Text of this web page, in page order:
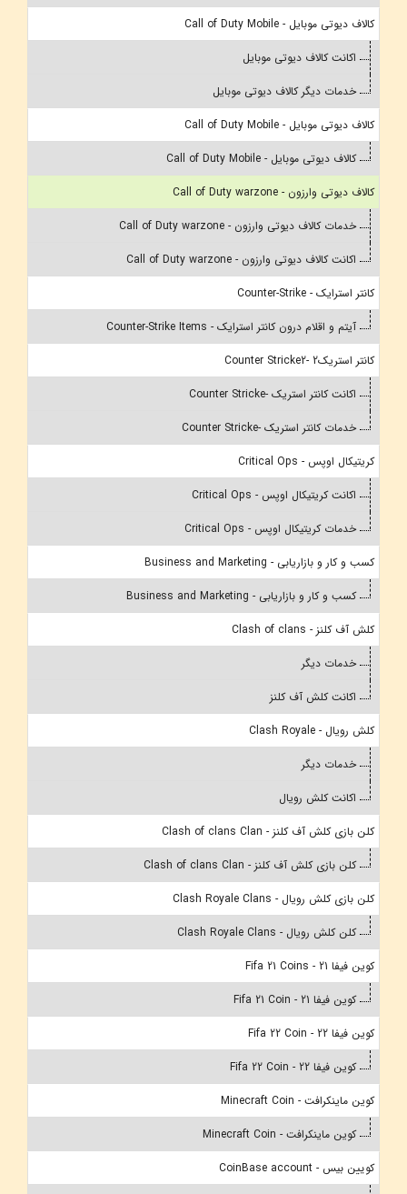
کالاف دیوتی موبایل - Call of Duty Mobile
اکانت کالاف دیوتی موبایل
خدمات دیگر کالاف دیوتی موبایل
کالاف دیوتی موبایل - Call of Duty Mobile
کالاف دیوتی موبایل - Call of Duty Mobile
کالاف دیوتی وارزون - Call of Duty warzone
خدمات کالاف دیوتی وارزون - Call of Duty warzone
اکانت کالاف دیوتی وارزون - Call of Duty warzone
کانتر استرایک - Counter-Strike
آیتم و اقلام درون کانتر استرایک - Counter-Strike Items
کانتر استریک2 -Counter Stricke2
اکانت کانتر استریک -Counter Stricke
خدمات کانتر استریک -Counter Stricke
کریتیکال اوپس - Critical Ops
اکانت کریتیکال اوپس - Critical Ops
خدمات کریتیکال اوپس - Critical Ops
کسب و کار و بازاریابی - Business and Marketing
کسب و کار و بازاریابی - Business and Marketing
کلش آف کلنز - Clash of clans
خدمات دیگر
اکانت کلش آف کلنز
کلش رویال - Clash Royale
خدمات دیگر
اکانت کلش رویال
کلن بازی کلش آف کلنز - Clash of clans Clan
کلن بازی کلش آف کلنز - Clash of clans Clan
کلن بازی کلش رویال - Clash Royale Clans
کلن کلش رویال - Clash Royale Clans
کوین فیفا 21 - Fifa 21 Coins
کوین فیفا 21 - Fifa 21 Coin
کوین فیفا 22 - Fifa 22 Coin
کوین فیفا 22 - Fifa 22 Coin
کوین ماینکرافت - Minecraft Coin
کوین ماینکرافت - Minecraft Coin
کویین بیس - CoinBase account